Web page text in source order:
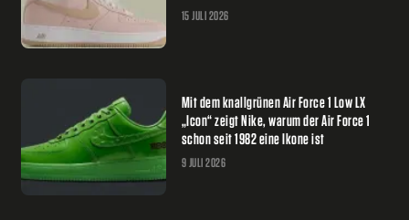
15 JULI 2026
Mit dem knallgrünen Air Force 1 Low LX
„Icon“ zeigt Nike, warum der Air Force 1
schon seit 1982 eine Ikone ist
9 JULI 2026